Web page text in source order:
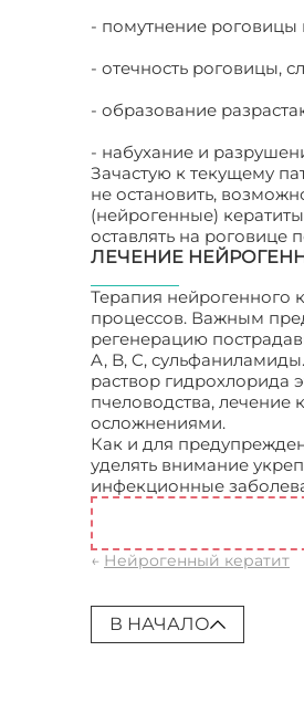
- помутнение роговицы
- отечность роговицы,
- образование
- набухание и
Зачастую к текущему
не остановить,
(нейрогенные)
оставлять на роговице
ЛЕЧЕНИЕ
Терапия нейрогенного
процессов. Важным
регенерацию
A, B, C,
раствор гидрохлорида
пчеловодства, лечение
осложнениями.
Как и для
уделять внимание
инфекционные
← Нейрогенный кератит
В НАЧАЛО